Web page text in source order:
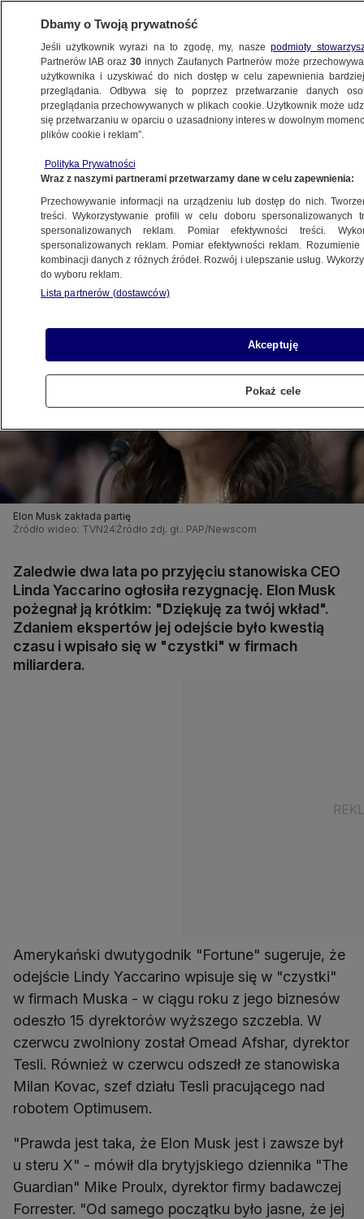
BIZNES
ZE ŚWIATA
"Prawda jest taka, że ​​Elon Musk jest
i zawsze był u steru X"
10.07.2025, 17:00
Udostępnij
Elon Musk zakłada partię
Źródło wideo: TVN24 Źródło zdj. gł.: PAP/Newscom
Zaledwie dwa lata po przyjęciu stanowiska CEO
Linda Yaccarino ogłosiła rezygnację. Elon Musk
pożegnał ją krótkim: "Dziękuję za twój wkład".
Zdaniem ekspertów jej odejście było kwestią
czasu i wpisało się w "czystki" w firmach
miliardera.
Amerykański dwutygodnik "Fortune" sugeruje, że
odejście Lindy Yaccarino wpisuje się w "czystki"
w firmach Muska - w ciągu roku z jego biznesów
odeszło 15 dyrektorów wyższego szczebla. W
czerwcu zwolniony został Omead Afshar, dyrektor
Tesli. Również w czerwcu odszedł ze stanowiska
Milan Kovac, szef działu Tesli pracującego nad
robotem Optimusem.
"Prawda jest taka, że ​​Elon Musk jest i zawsze był
u steru X" - mówił dla brytyjskiego dziennika "The
Guardian" Mike Proulx, dyrektor firmy badawczej
Forrester. "Od samego początku było jasne, że jej
Dbamy o Twoją prywatność
Jeśli użytkownik wyrazi na to zgodę, my, naszepodmioty
Partnerów IAB oraz30 innych Zaufanych Partnerów może
użytkownika i uzyskiwać do nich dostęp w celu zapewnienia
przeglądania. Odbywa się to poprzez przetwarzanie danych
przeglądania przechowywanych w plikach cookie. Użytkownik może
się przetwarzaniu w oparciu o uzasadniony interes w dowolnym
plików cookie i reklam”.
Polityka Prywatności
Wraz z naszymi partnerami przetwarzamy dane w celu zapewnienia:
Przechowywanie informacji na urządzeniu lub dostęp do nich.
treści. Wykorzystywanie profili w celu doboru spersonalizowanych
spersonalizowanych reklam. Pomiar efektywności treści.
spersonalizowanych reklam. Pomiar efektywności reklam.
kombinacji danych z różnych źródeł. Rozwój i ulepszanie usług.
do wyboru reklam.
Lista partnerów (dostawców)
Akceptuję
Pokaż cele